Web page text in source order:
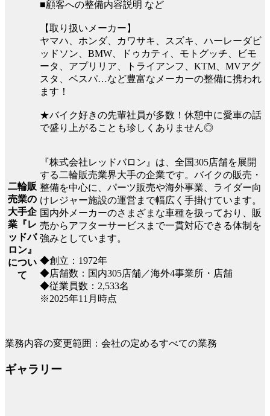
■顧客への整備内容説明 など
【取り扱いメーカー】
ヤマハ、ホンダ、カワサキ、スズキ、ハーレーダビ
ッドソン、BMW、ドゥカティ、モトグッチ、ビモ
ータ、アプリリア、トライアンフ、KTM、MVアグ
スタ、ベスパ…など豊富なメーカーの整備に携われ
ます！
★バイク好きの先輩社員が多数！休憩中に愛車の話
で盛り上がることも珍しくありません◎
二輪販
売業の
大手企
業『レ
ッドバ
ロン』
につい
て
『株式会社レッドバロン』は、全国305店舗を展開
する二輪販売業界大手の企業です。バイクの販売・
整備を中心に、パーツ販売や海外事業、ライダー向
けレジャー施設の運営まで幅広く手掛けています。
国内外メーカーのさまざまな車種を扱っており、販
売からアフターサービスまで一貫対応できる体制を
強みとしています。
◆創立：1972年
◆店舗数：国内305店舗／海外4事業所・店舗
◆従業員数：2,533名
※2025年11月時点
業務内容の変更範囲：会社の定めるすべての業務
ギャラリー